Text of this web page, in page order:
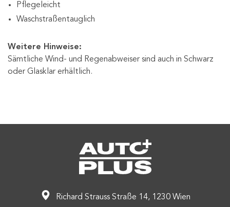
Pflegeleicht
Waschstraßentauglich
Weitere Hinweise:
Sämtliche Wind- und Regenabweiser sind auch in Schwarz
oder Glasklar erhältlich.
Richard Strauss Straße 14, 1230 Wien